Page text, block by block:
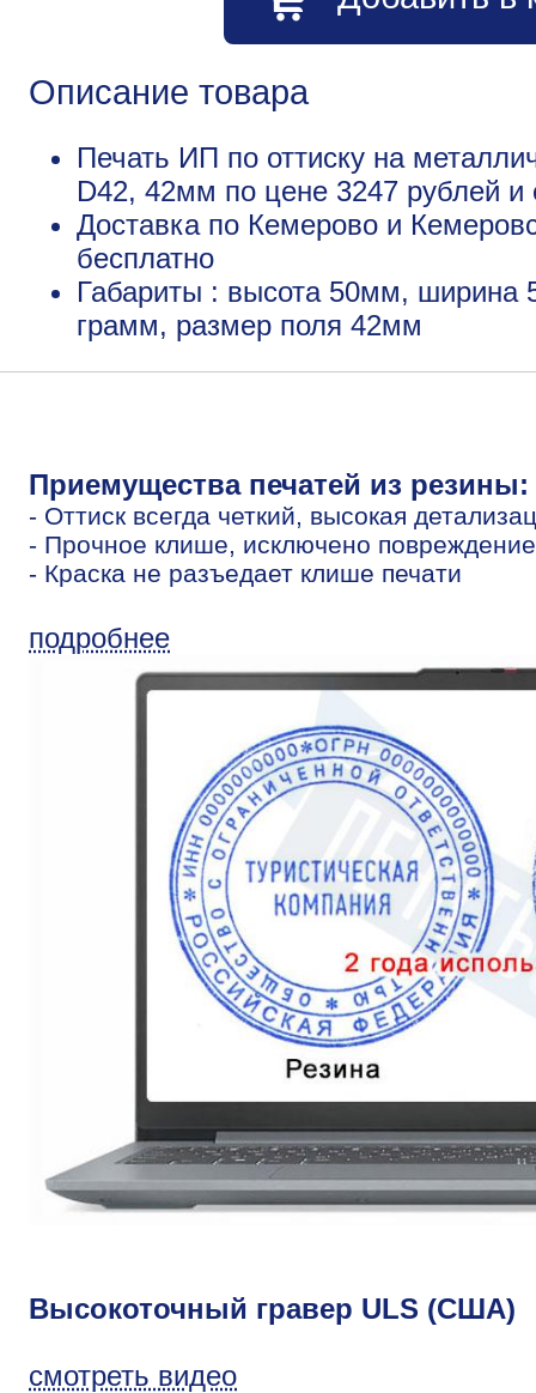
Описание товара
Печать ИП по оттиску на
D42, 42мм по цене 3247 рублей
Доставка по Кемерово и
бесплатно
Габариты : высота 50мм, ширина
грамм, размер поля 42мм
Приемущества печатей из резины:
- Оттиск всегда четкий, высокая
- Прочное клише, исключено
- Краска не разъедает клише печати
подробнее
Высокоточный гравер ULS (США)
смотреть видео